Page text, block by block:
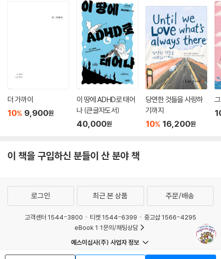
더 가까이
10% 9,900원
이 땅에 ADHD로 태어
나 (큰글자도서)
40,000원
당연한 것들을 사랑하
기까지
10% 16,200원
이 책을 구입하신 분들이 산 분야 책
로그인 최근 본 상품 주문/배송
고객센터 1544-3800 티켓 1544-6399
중고샵 1566-4295
eBook 1:1문의/채팅상담
예스이십사(주) 사업자 정보
이용약관
개인정보처리방침 청소년보호정책